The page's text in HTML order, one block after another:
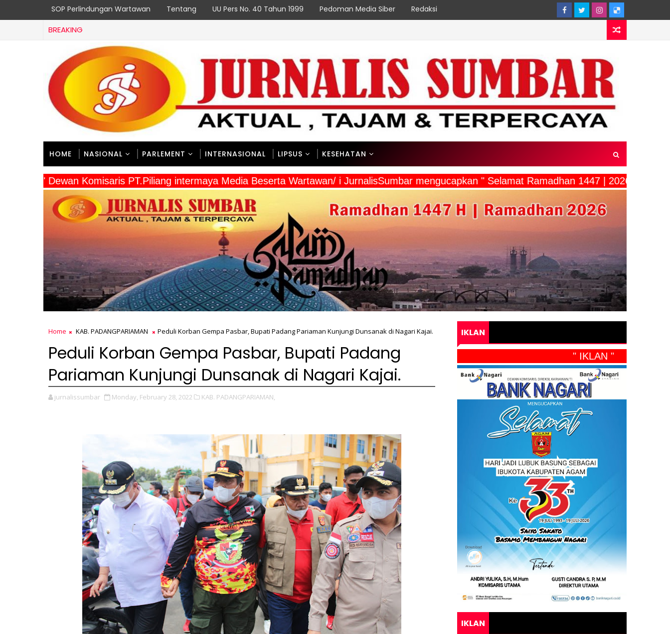
SOP Perlindungan Wartawan Tentang UU Pers No. 40 Tahun 1999 Pedoman Media Siber Redaksi
BREAKING
HOME NASIONAL PARLEMENT INTERNASIONAL LIPSUS KESEHATAN
" Dewan Komisaris PT.Piliang intermaya Media Beserta Wartawan/ i JurnalisSumbar mengucapkan " Selamat Ramadhan 1447 | 2026"
Home KAB. PADANGPARIAMAN Peduli Korban Gempa Pasbar, Bupati Padang Pariaman Kunjungi Dunsanak di Nagari Kajai.
Peduli Korban Gempa Pasbar, Bupati Padang
Pariaman Kunjungi Dunsanak di Nagari Kajai.
jurnalissumbar Monday, February 28, 2022 KAB. PADANGPARIAMAN,
IKLAN
" IKLAN "
IKLAN